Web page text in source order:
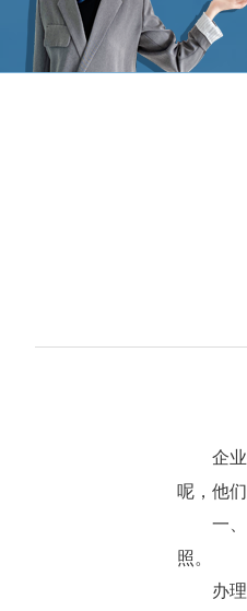
企
呢，他
一
照。
办